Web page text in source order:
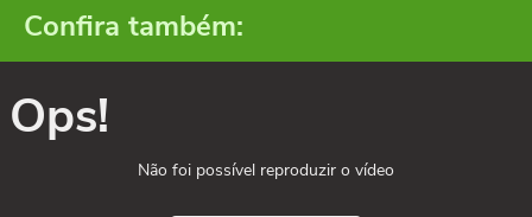
Confira também:
Ops!
Não foi possível reproduzir o vídeo